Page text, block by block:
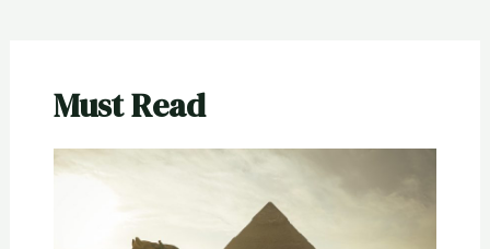
Must Read